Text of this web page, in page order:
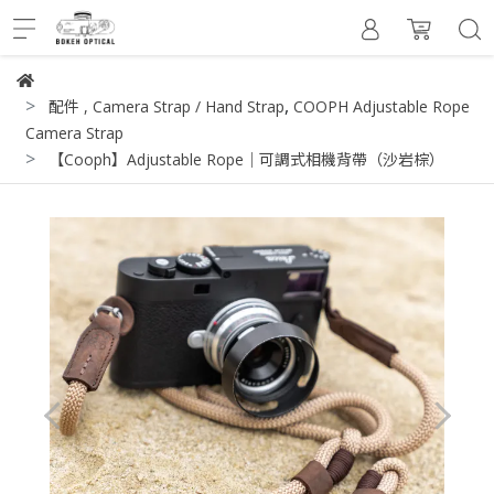
配件 , Camera Strap / Hand Strap, COOPH Adjustable Rope
Camera Strap
【Cooph】Adjustable Rope｜可調式相機背帶（沙岩棕）